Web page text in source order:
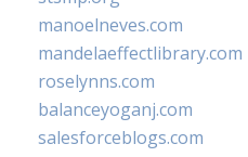
manoelneves.com
mandelaeffectlibrary.com
roselynns.com
balanceyoganj.com
salesforceblogs.com